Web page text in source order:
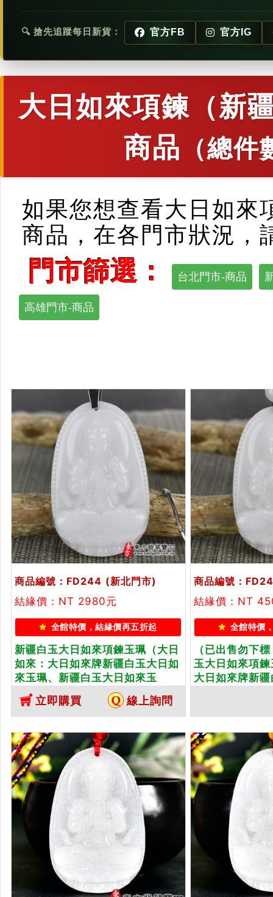
🔍 搶先追蹤每日新貨： 官方FB 官方IG
大日如來項鍊（新
商品 （總件
如果您想查看大日如來
商品，在各門市狀況，
門市篩選： 台北門市-商品
高雄門市-商品
商品編號：FD244 (新北門市)
結緣價：NT 2980元
全館特價，結緣價再五折起
新疆白玉大日如來項鍊玉珮（大日
如來：大日如來牌新疆白玉大日如
來玉珮、新疆白玉大日如來玉
墜）。新疆白玉大日如來，
FD244。客製化訂做各種新疆白玉
大日如來吊墜玉珮項鍊。★附東方
翡翠寶石保證卡
立即購買 線上詢問
商品編號：
結緣價：NT
全館特價
（已出售勿下
玉大日如來項
大日如來牌新
訂做各種新疆
珮項鍊。★附東